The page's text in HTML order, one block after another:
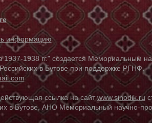
информацию
1938 гг." создается Мемориальным
в Бутове при поддержке РГНФ.
ссылка на сайтwww.sinodik.ru
в Бутове, АНО Мемориальный научно-